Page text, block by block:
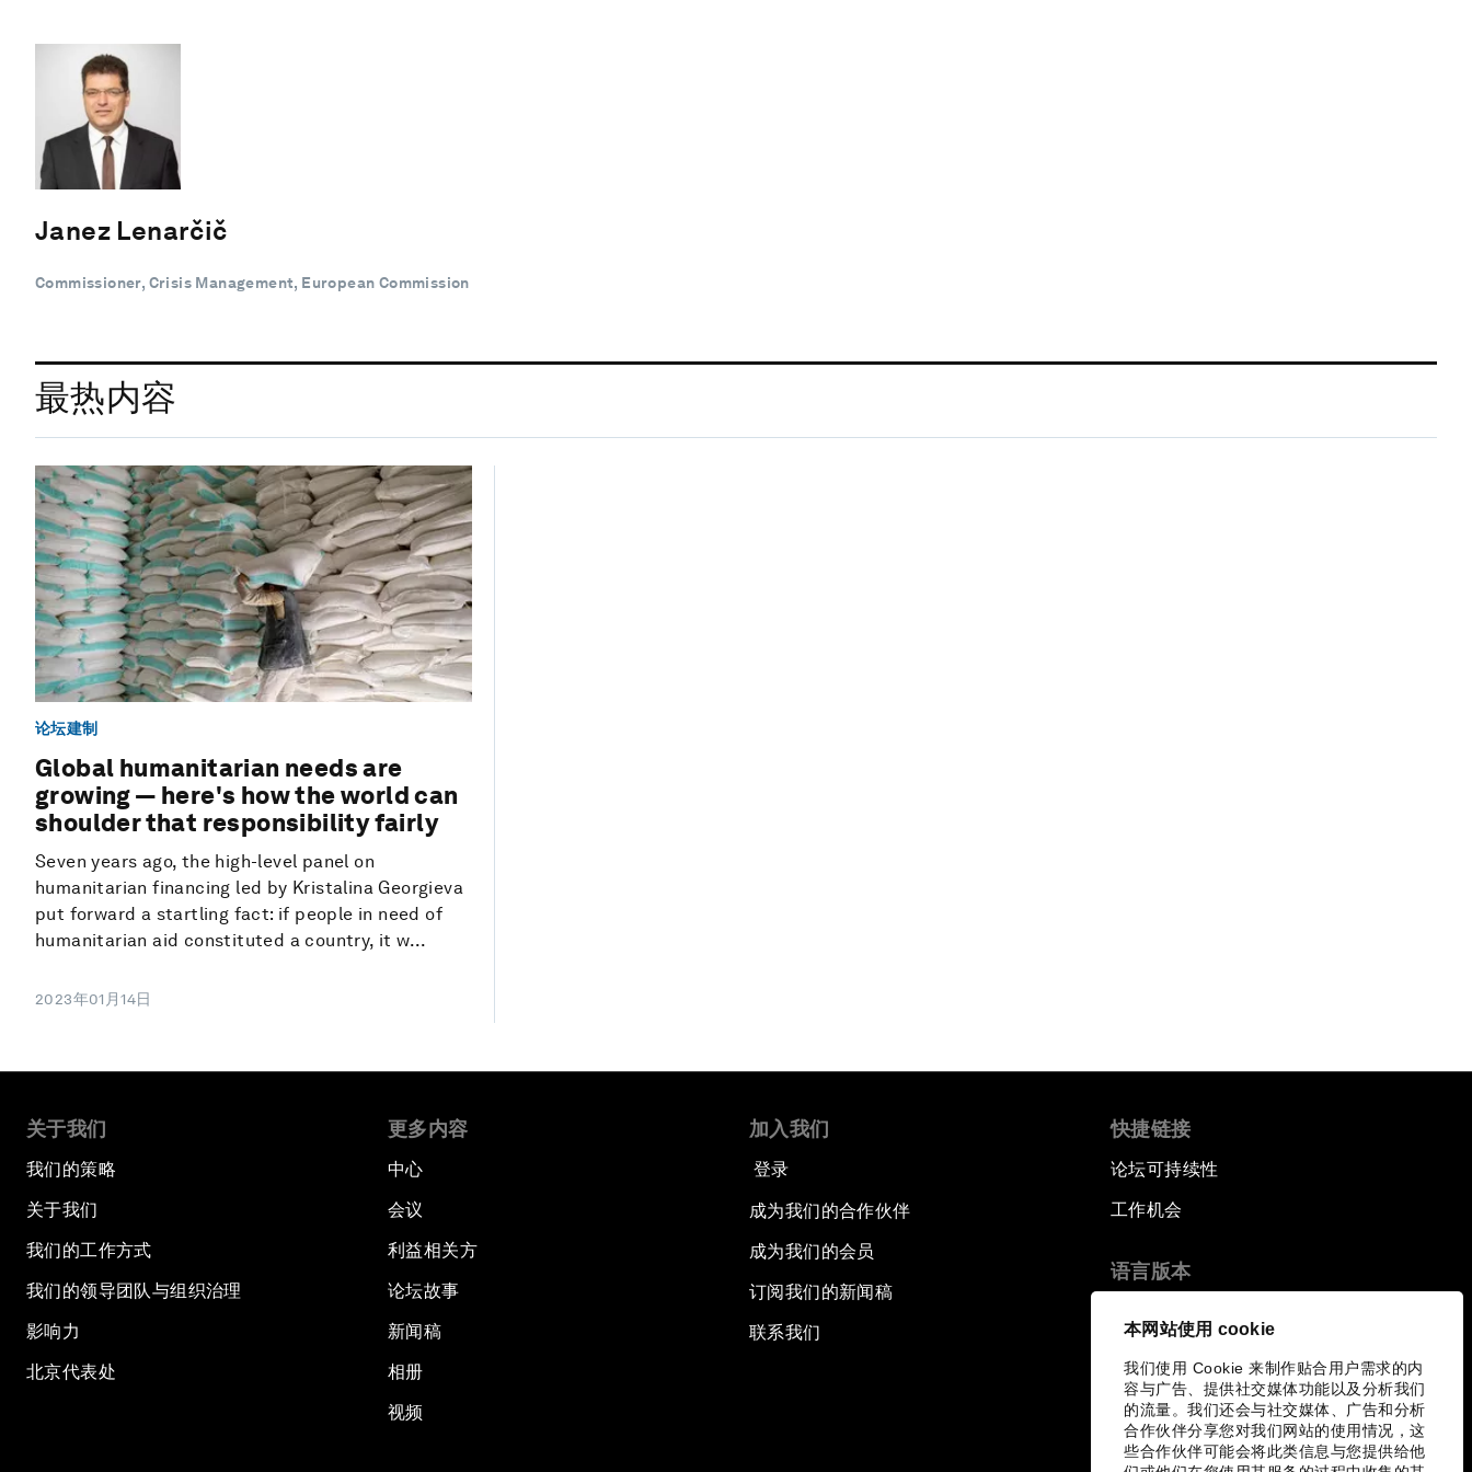
本网站使用 cookie
我们使用 Cookie 来制作贴合用户需求的内
容与广告、提供社交媒体功能以及分析我们
的流量。我们还会与社交媒体、广告和分析
合作伙伴分享您对我们网站的使用情况，这
些合作伙伴可能会将此类信息与您提供给他
Janez Lenarčič
Commissioner, Crisis Management, European Commission
最热内容
论坛建制
Global humanitarian needs are
growing — here's how the world can
shoulder that responsibility fairly
Seven years ago, the high-level panel on
humanitarian financing led by Kristalina Georgieva
put forward a startling fact: if people in need of
humanitarian aid constituted a country, it w...
2023年01月14日
关于我们
我们的策略
关于我们
我们的工作方式
我们的领导团队与组织治理
影响力
北京代表处
更多内容
中心
会议
利益相关方
论坛故事
新闻稿
相册
视频
加入我们
登录
成为我们的合作伙伴
成为我们的会员
订阅我们的新闻稿
联系我们
快捷链接
论坛可持续性
工作机会
语言版本